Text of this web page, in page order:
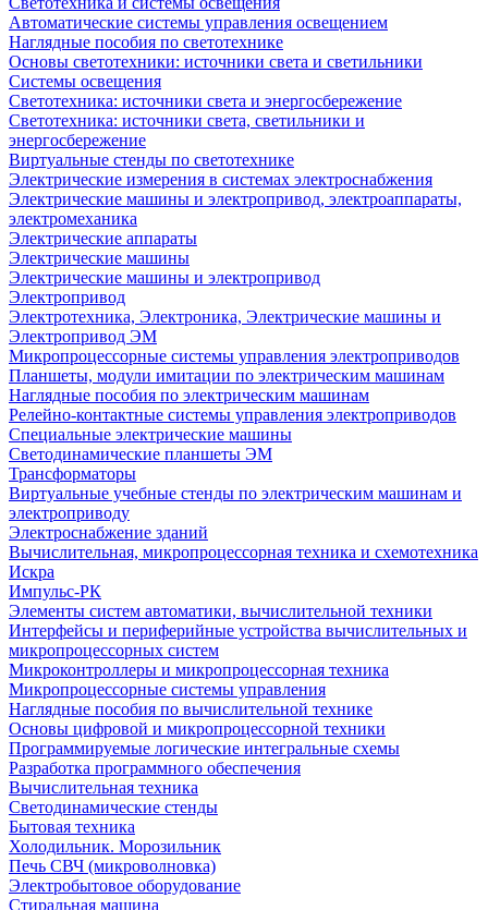
Автоматические системы управления освещением
Наглядные пособия по светотехнике
Основы светотехники: источники света и светильники
Системы освещения
Светотехника: источники света и энергосбережение
Светотехника: источники света, светильники и
энергосбережение
Виртуальные стенды по светотехнике
Электрические измерения в системах электроснабжения
Электрические машины и электропривод, электроаппараты,
электромеханика
Электрические аппараты
Электрические машины
Электрические машины и электропривод
Электропривод
Электротехника, Электроника, Электрические машины и
Электропривод ЭМ
Микропроцессорные системы управления электроприводов
Планшеты, модули имитации по электрическим машинам
Наглядные пособия по электрическим машинам
Релейно-контактные системы управления электроприводов
Специальные электрические машины
Светодинамические планшеты ЭМ
Трансформаторы
Виртуальные учебные стенды по электрическим машинам и
электроприводу
Электроснабжение зданий
Вычислительная, микропроцессорная техника и схемотехника
Искра
Импульс-РК
Элементы систем автоматики, вычислительной техники
Интерфейсы и периферийные устройства вычислительных и
микропроцессорных систем
Микроконтроллеры и микропроцессорная техника
Микропроцессорные системы управления
Наглядные пособия по вычислительной технике
Основы цифровой и микропроцессорной техники
Программируемые логические интегральные схемы
Разработка программного обеспечения
Вычислительная техника
Светодинамические стенды
Бытовая техника
Холодильник. Морозильник
Печь СВЧ (микроволновка)
Электробытовое оборудование
Стиральная машина